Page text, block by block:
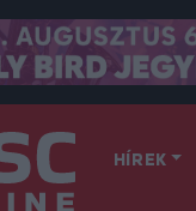
HÍREK